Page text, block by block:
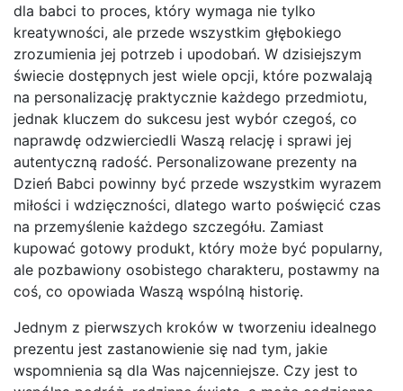
dla babci to proces, który wymaga nie tylko
kreatywności, ale przede wszystkim głębokiego
zrozumienia jej potrzeb i upodobań. W dzisiejszym
świecie dostępnych jest wiele opcji, które pozwalają
na personalizację praktycznie każdego przedmiotu,
jednak kluczem do sukcesu jest wybór czegoś, co
naprawdę odzwierciedli Waszą relację i sprawi jej
autentyczną radość. Personalizowane prezenty na
Dzień Babci powinny być przede wszystkim wyrazem
miłości i wdzięczności, dlatego warto poświęcić czas
na przemyślenie każdego szczegółu. Zamiast
kupować gotowy produkt, który może być popularny,
ale pozbawiony osobistego charakteru, postawmy na
coś, co opowiada Waszą wspólną historię.
Jednym z pierwszych kroków w tworzeniu idealnego
prezentu jest zastanowienie się nad tym, jakie
wspomnienia są dla Was najcenniejsze. Czy jest to